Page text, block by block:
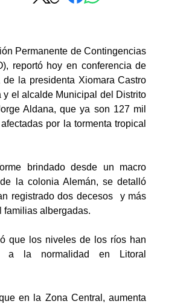
Permanente de Contingencias
reportó hoy en conferencia de
de la presidenta Xiomara Castro
y el alcalde Municipal del Distrito
Aldana, que ya son 127 mil
por la tormenta tropical
brindado desde un macro
la colonia Alemán, se detalló
registrado dos decesos  y más
familias albergadas.
que los niveles de los ríos han
a la normalidad en Litoral
en la Zona Central, aumenta